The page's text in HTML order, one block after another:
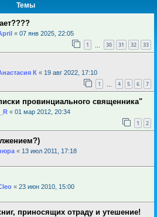
Темы
« 07 янв 2025, 22:05
1 30 31 32 33
К « 19 авг 2022, 17:10
1 4 5 6 7
провинциального священника"
« 01 мар 2012, 20:34
1 2
« 13 июл 2011, 17:18
« 23 июн 2010, 15:00
приносящих отраду и утешение!